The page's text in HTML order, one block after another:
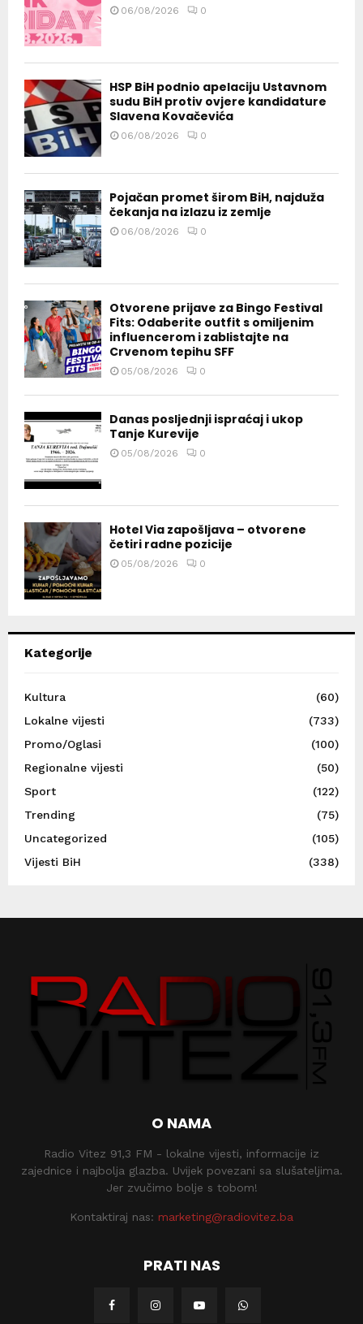
06/08/2026 0
HSP BiH podnio apelaciju Ustavnom
sudu BiH protiv ovjere kandidature
Slavena Kovačevića
06/08/2026 0
Pojačan promet širom BiH, najduža
čekanja na izlazu iz zemlje
06/08/2026 0
Otvorene prijave za Bingo Festival
Fits: Odaberite outfit s omiljenim
influencerom i zablistajte na
Crvenom tepihu SFF
05/08/2026 0
Danas posljednji ispraćaj i ukop
Tanje Kurevije
05/08/2026 0
Hotel Via zapošljava – otvorene
četiri radne pozicije
05/08/2026 0
Kategorije
Kultura
(60)
Lokalne vijesti
(733)
Promo/Oglasi
(100)
Regionalne vijesti
(50)
Sport
(122)
Trending
(75)
Uncategorized
(105)
Vijesti BiH
(338)
O NAMA
Radio Vitez 91,3 FM - lokalne vijesti, informacije iz
zajednice i najbolja glazba. Uvijek povezani sa slušateljima.
Jer zvučimo bolje s tobom!
Kontaktiraj nas: marketing@radiovitez.ba
PRATI NAS